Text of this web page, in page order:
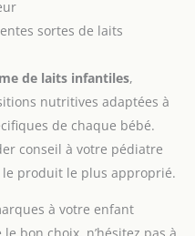
sortes de laits
de laits infantiles,
nutritives adaptées à
de chaque bébé.
conseil à votre pédiatre
produit le plus approprié.
à votre enfant